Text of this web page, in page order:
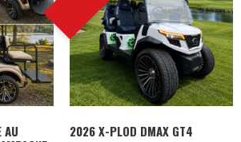
AU
2026 X-PLOD DMAX GT4